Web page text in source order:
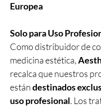
Europea
Solo para Uso
Como distribuidor de
medicina estética,
recalca que nuestros
estándestinados
uso profesional. Los